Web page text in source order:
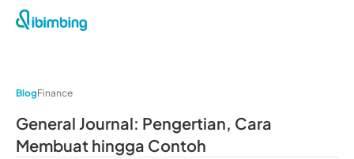
BlogFinance
General Journal: Pengertian, Cara
Membuat hingga Contoh